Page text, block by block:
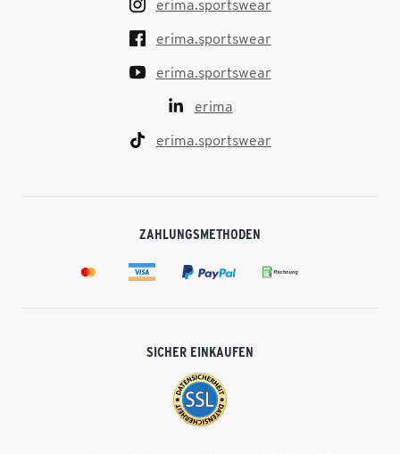
erima.sportswear
erima.sportswear
erima.sportswear
erima
erima.sportswear
ZAHLUNGSMETHODEN
SICHER EINKAUFEN